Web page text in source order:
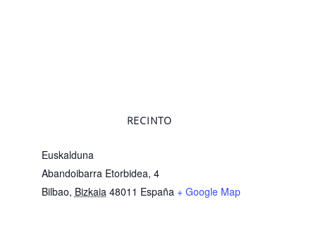
RECINTO
Euskalduna
Abandoibarra Etorbidea, 4
Bilbao, Bizkaia 48011 España + Google Map